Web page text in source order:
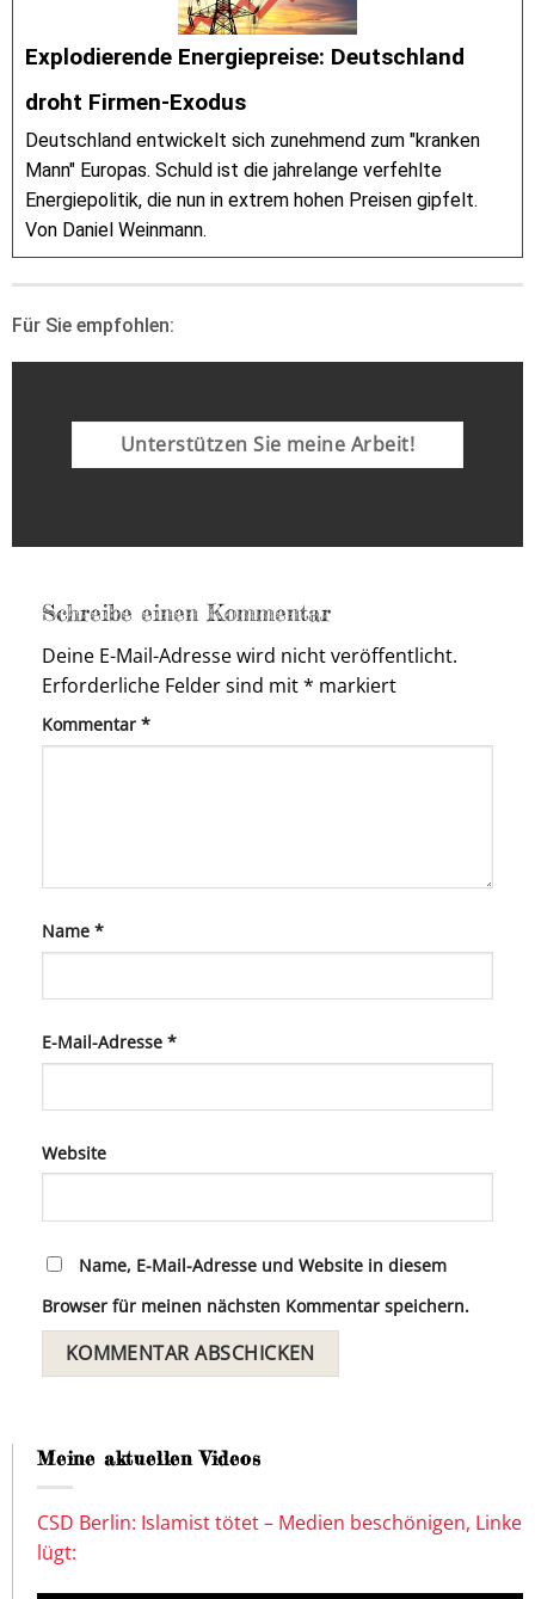
Explodierende Energiepreise: Deutschland
droht Firmen-Exodus
Deutschland entwickelt sich zunehmend zum "kranken
Mann" Europas. Schuld ist die jahrelange verfehlte
Energiepolitik, die nun in extrem hohen Preisen gipfelt.
Von Daniel Weinmann.
Für Sie empfohlen:
Unterstützen Sie meine Arbeit!
Schreibe einen Kommentar
Deine E-Mail-Adresse wird nicht veröffentlicht.
Erforderliche Felder sind mit* markiert
Kommentar *
Name *
E-Mail-Adresse *
Website
Name, E-Mail-Adresse und Website in diesem
Browser für meinen nächsten Kommentar speichern.
Meine aktuellen Videos
CSD Berlin: Islamist tötet – Medien beschönigen, Linke
lügt: